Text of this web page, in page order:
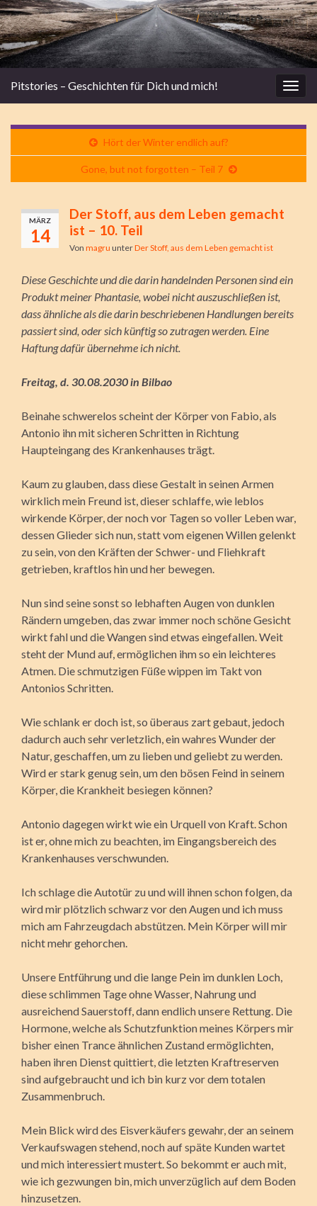
Pitstories – Geschichten für Dich und mich!
Hört der Winter endlich auf?
Gone, but not forgotten – Teil 7
MÄRZ
14
Der Stoff, aus dem Leben gemacht
ist – 10. Teil
Von magru unterDer Stoff, aus dem Leben gemacht ist
Diese Geschichte und die darin handelnden Personen sind ein
Produkt meiner Phantasie, wobei nicht auszuschließen ist,
dass ähnliche als die darin beschriebenen Handlungen bereits
passiert sind, oder sich künftig so zutragen werden. Eine
Haftung dafür übernehme ich nicht.
Freitag, d. 30.08.2030 in Bilbao
Beinahe schwerelos scheint der Körper von Fabio, als
Antonio ihn mit sicheren Schritten in Richtung
Haupteingang des Krankenhauses trägt.
Kaum zu glauben, dass diese Gestalt in seinen Armen
wirklich mein Freund ist, dieser schlaffe, wie leblos
wirkende Körper, der noch vor Tagen so voller Leben war,
dessen Glieder sich nun, statt vom eigenen Willen gelenkt
zu sein, von den Kräften der Schwer- und Fliehkraft
getrieben, kraftlos hin und her bewegen.
Nun sind seine sonst so lebhaften Augen von dunklen
Rändern umgeben, das zwar immer noch schöne Gesicht
wirkt fahl und die Wangen sind etwas eingefallen. Weit
steht der Mund auf, ermöglichen ihm so ein leichteres
Atmen. Die schmutzigen Füße wippen im Takt von
Antonios Schritten.
Wie schlank er doch ist, so überaus zart gebaut, jedoch
dadurch auch sehr verletzlich, ein wahres Wunder der
Natur, geschaffen, um zu lieben und geliebt zu werden.
Wird er stark genug sein, um den bösen Feind in seinem
Körper, die Krankheit besiegen können?
Antonio dagegen wirkt wie ein Urquell von Kraft. Schon
ist er, ohne mich zu beachten, im Eingangsbereich des
Krankenhauses verschwunden.
Ich schlage die Autotür zu und will ihnen schon folgen, da
wird mir plötzlich schwarz vor den Augen und ich muss
mich am Fahrzeugdach abstützen. Mein Körper will mir
nicht mehr gehorchen.
Unsere Entführung und die lange Pein im dunklen Loch,
diese schlimmen Tage ohne Wasser, Nahrung und
ausreichend Sauerstoff, dann endlich unsere Rettung. Die
Hormone, welche als Schutzfunktion meines Körpers mir
bisher einen Trance ähnlichen Zustand ermöglichten,
haben ihren Dienst quittiert, die letzten Kraftreserven
sind aufgebraucht und ich bin kurz vor dem totalen
Zusammenbruch.
Mein Blick wird des Eisverkäufers gewahr, der an seinem
Verkaufswagen stehend, noch auf späte Kunden wartet
und mich interessiert mustert. So bekommt er auch mit,
wie ich gezwungen bin, mich unverzüglich auf dem Boden
hinzusetzen.